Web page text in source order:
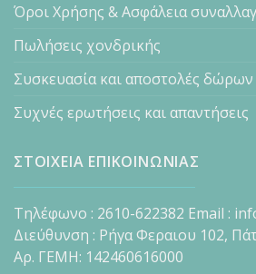
Όροι Χρήσης & Ασφάλεια
Πωλήσεις χονδρικής
Συσκευασία και αποστολές δώρων
Συχνές ερωτήσεις και απαντήσεις
ΣΤΟΙΧΕΙΑ ΕΠΙΚΟΙΝΩΝΙΑΣ
Τηλέφωνο : 2610-622382 Email :
Διεύθυνση : Ρήγα Φεραιου 102,
Αρ. ΓΕΜΗ: 142460616000